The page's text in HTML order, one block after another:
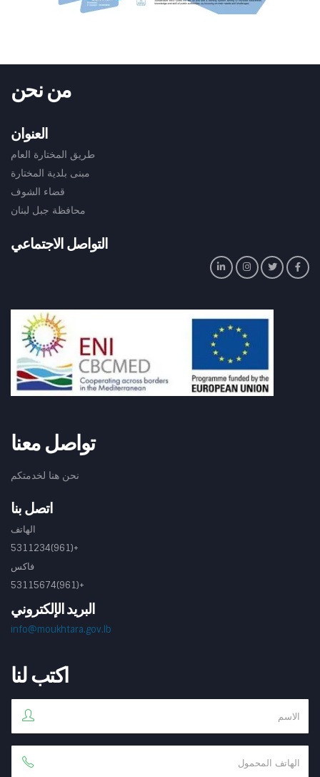
من نحن
العنوان
طريق المختارة العام
مبنى بلدية المختارة
قضاء الشوف
محافظة جبل لبنان
التواصل الاجتماعي
تواصل معنا
نحن هنا لخدمتكم
اتصل بنا
الهاتف
+(961)5311234
فاكس
+(961)53115674
البريد الإلكتروني
info@moukhtara.gov.lb
اكتب لنا